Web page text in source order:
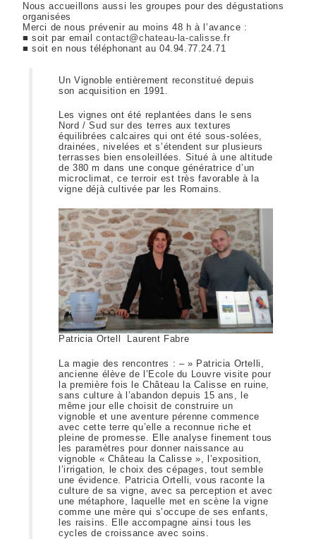
Nous accueillons aussi les groupes pour des dégustations
organisées
Merci de nous prévenir au moins 48 h à l’avance :
■ soit par emailcontact@chateau-la-calisse.fr
■ soit en nous téléphonant au 04.94.77.24.71
Un Vignoble entièrement reconstitué depuis
son acquisition en 1991.
Les vignes ont été replantées dans le sens
Nord / Sud sur des terres aux textures
équilibrées calcaires qui ont été sous-solées,
drainées, nivelées et s’étendent sur plusieurs
terrasses bien ensoleillées. Situé à une altitude
de 380 m dans une conque génératrice d’un
microclimat, ce terroir est très favorable à la
vigne déjà cultivée par les Romains.
Patricia Ortell Laurent Fabre
La magie des rencontres : – » Patricia Ortelli
ancienne élève de l’Ecole du Louvre visite pour
la première fois le Château la Calisse en ruine,
sans culture à l’abandon depuis 15 ans, le
même jour elle choisit de construire un
vignoble et une aventure pérenne commence
avec cette terre qu’elle a reconnue riche et
pleine de promesse. Elle analyse finement tous
les paramètres pour donner naissance au
vignoble « Château la Calisse », l’exposition,
l’irrigation, le choix des cépages,
tout semble
une évidence. PatriciaOrtelli , vous raconte la
culture de sa vigne, avec sa perception et avec
une métaphore, laquelle met en scène la vigne
comme une mère qui s’occupe de ses enfants,
les raisins. Elle accompagne ainsi tous les
cycles de croissance avec soins.